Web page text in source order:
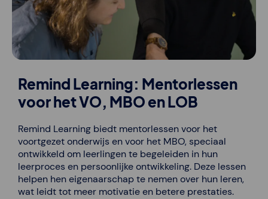
Remind Learning: Mentorlessen
voor het VO, MBO en LOB
Remind Learning biedt mentorlessen voor het
voortgezet onderwijs en voor het MBO, speciaal
ontwikkeld om leerlingen te begeleiden in hun
leerproces en persoonlijke ontwikkeling. Deze lessen
helpen hen eigenaarschap te nemen over hun leren,
wat leidt tot meer motivatie en betere prestaties.